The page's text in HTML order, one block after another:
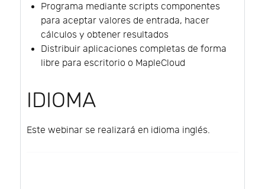
Programa mediante scripts componentes
para aceptar valores de entrada, hacer
cálculos y obtener resultados
Distribuir aplicaciones completas de forma
libre para escritorio o MapleCloud
IDIOMA
Este webinar se realizará en idioma inglés.